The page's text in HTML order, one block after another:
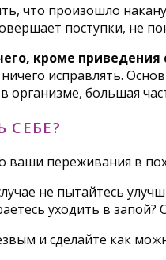
что произошло
поступки, не
кроме приведения
исправлять.
организме, большая
СЕБЕ?
ваши переживания в
не пытайтесь
уходить в
и сделайте как